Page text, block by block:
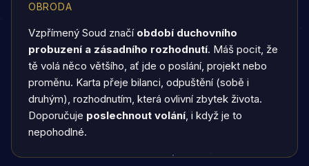
OBRODA
Vzpřímený Soud značí období duchovního
probuzení a zásadního rozhodnutí. Máš pocit, že
tě volá něco většího, ať jde o poslání, projekt nebo
proměnu. Karta přeje bilanci, odpuštění (sobě i
druhým), rozhodnutím, která ovlivní zbytek života.
Doporučuje poslechnout volání, i když je to
nepohodlné.